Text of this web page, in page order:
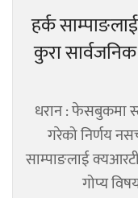
हर्क
कुरा
धरान : फेसबुकमा
गरेको निर्णय
साम्पाङलाई
गोप्य